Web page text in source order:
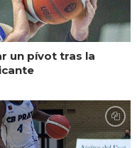
un pívot tras la